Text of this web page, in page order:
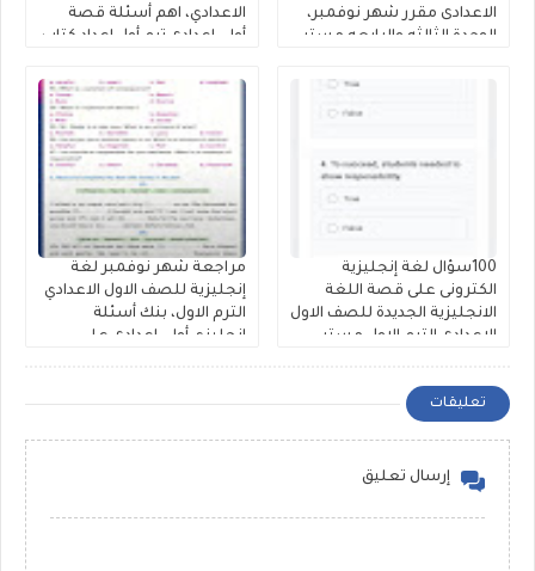
الاعدادى مقرر شهر نوفمبر،
الوحدة الثالثه والرابعه مستر
الاعدادي، اهم أسئلة قصة
أولى إعدادى ترم أول إعداد كتاب
100سؤال لغة إنجليزية
الكترونى على قصة اللغة
الانجليزية الجديدة للصف الاول
الاعدادى الترم الاول مستر
مراجعة شهر نوفمبر لغة
إنجليزية للصف الاول الاعدادي
الترم الاول، بنك أسئلة
إنجليزي أولى إعدادى على
تعليقات
إرسال تعليق